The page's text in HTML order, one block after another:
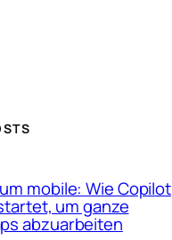
mobile: Wie Copilot
um ganze
abzuarbeiten